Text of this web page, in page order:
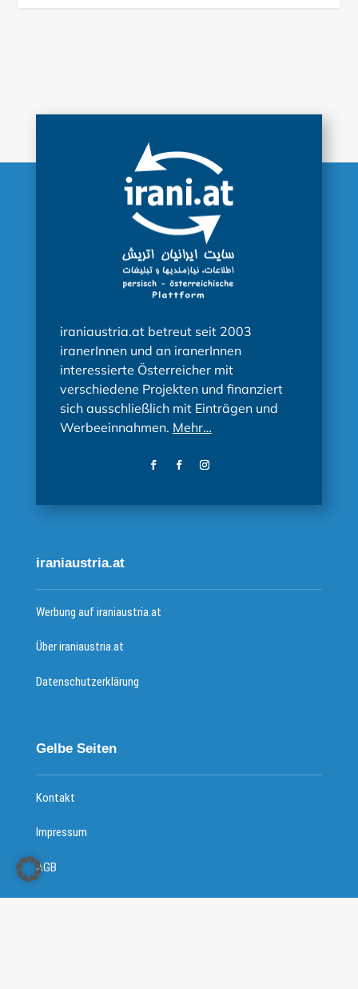
iraniaustria.at betreut seit 2003
iranerInnen und an iranerInnen
interessierte Österreicher mit
verschiedene Projekten und finanziert
sich ausschließlich mit Einträgen und
Werbeeinnahmen. Mehr…
iraniaustria.at
Werbung auf iraniaustria.at
Über iraniaustria.at
Datenschutzerklärung
Gelbe Seiten
Kontakt
Impressum
AGB